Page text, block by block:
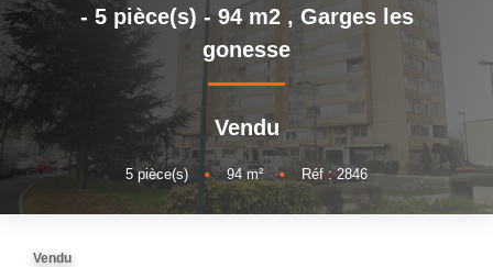
ESTIMATION
NOTRE AGENCE
RECRUTEMENT
- 5 pièce(s) - 94 m2 , Garges les
gonesse
Vendu
5pièce(s) • 94m² • Réf : 2846
Vendu